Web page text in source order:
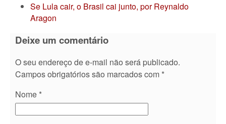
Se Lula cair, o Brasil cai junto, por Reynaldo
Aragon
Deixe um comentário
O seu endereço de e-mail não será publicado.
Campos obrigatórios são marcados com *
Nome *